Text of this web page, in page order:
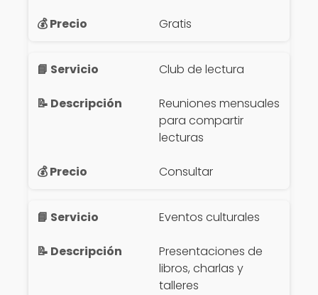
Gratis
Club de lectura
Reuniones mensuales
para compartir
lecturas
Consultar
Eventos culturales
Presentaciones de
libros, charlas y
talleres